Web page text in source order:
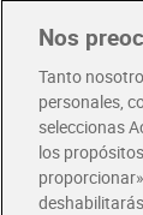
RECETAS
Nos
Tanto
personales,
seleccionas
los